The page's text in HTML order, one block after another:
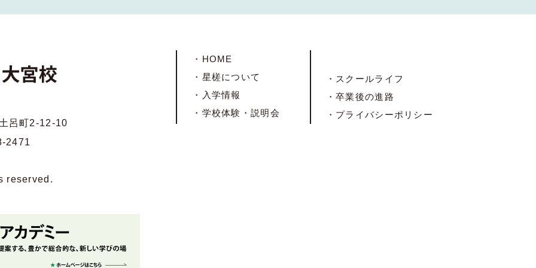
呂町2-12-10
2471
reserved.
・HOME
・星槎について
・入学情報
・学校体験・説明会
・スクールライフ
・卒業後の進路
・プライバシーポリシー